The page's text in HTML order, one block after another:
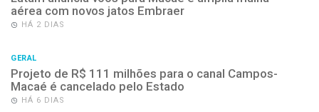
aérea com novos jatos Embraer
HÁ 2 DIAS
GERAL
Projeto de R$ 111 milhões para o canal Campos-
Macaé é cancelado pelo Estado
HÁ 6 DIAS